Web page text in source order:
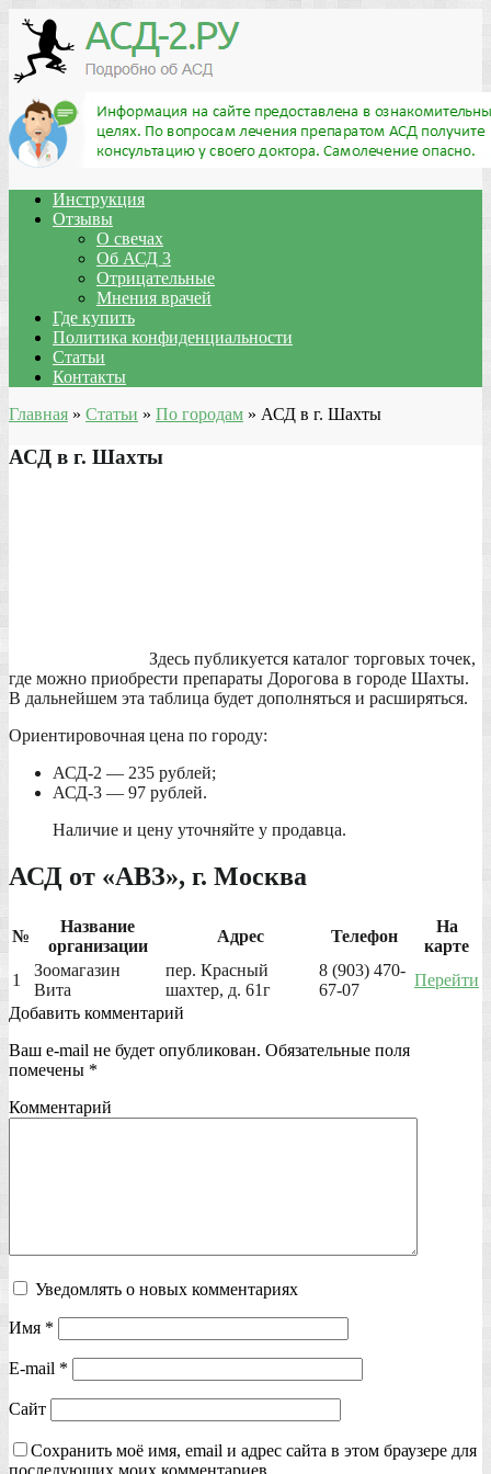
Инструкция
Отзывы
О свечах
Об АСД 3
Отрицательные
Мнения врачей
Где купить
Политика конфиденциальности
Статьи
Контакты
Главная » Статьи » По городам » АСД в г. Шахты
АСД в г. Шахты
Здесь публикуется каталог торговых точек,
где можно приобрести препараты Дорогова в городе Шахты.
В дальнейшем эта таблица будет дополняться и расширяться.
Ориентировочная цена по городу:
АСД-2 — 235 рублей;
АСД-3 — 97 рублей.
Наличие и цену уточняйте у продавца.
АСД от «АВЗ», г. Москва
№
Название
организации
Адрес Телефон
На
карте
1
Зоомагазин
Вита
пер. Красный
шахтер, д. 61г
8 (903) 470-
67-07
Перейти
Добавить комментарий
Ваш e-mail не будет опубликован. Обязательные поля
помечены *
Комментарий
Уведомлять о новых комментариях
Имя *
E-mail *
Сайт
Сохранить моё имя, email и адрес сайта в этом браузере для